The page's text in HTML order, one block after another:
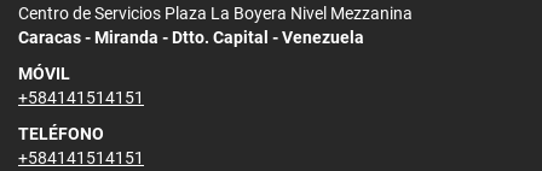
Centro de Servicios Plaza La Boyera Nivel Mezzanina
Caracas - Miranda - Dtto. Capital - Venezuela
MÓVIL
+584141514151
TELÉFONO
+584141514151